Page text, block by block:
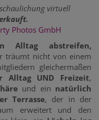
virtuell
Photos GmbH
Alltag abstreifen,
träumt nicht von einem
gleichermaßen
Alltag UND Freizeit,
und ein natürlich
Terrasse, der in der
erweitert und den